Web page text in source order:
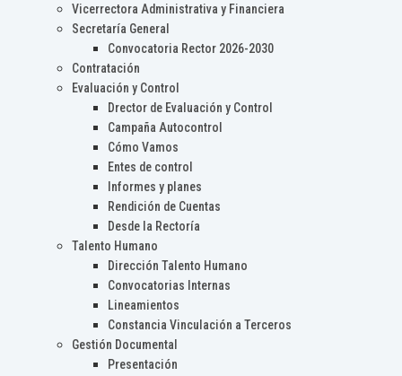
Vicerrectora Administrativa y Financiera
Secretaría General
Convocatoria Rector 2026-2030
Contratación
Evaluación y Control
Drector de Evaluación y Control
Campaña Autocontrol
Cómo Vamos
Entes de control
Informes y planes
Rendición de Cuentas
Desde la Rectoría
Talento Humano
Dirección Talento Humano
Convocatorias Internas
Lineamientos
Constancia Vinculación a Terceros
Gestión Documental
Presentación